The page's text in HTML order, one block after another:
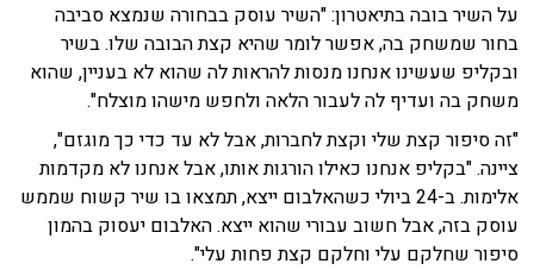
על השיר בובה בתיאטרון: "השיר עוסק בבחורה שנמצא סביבה
בחור שמשחק בה, אפשר לומר שהיא קצת הבובה שלו. בשיר
ובקליפ שעשינו אנחנו מנסות להראות לה שהוא לא בעניין, שהוא
משחק בה ועדיף לה לעבור הלאה ולחפש מישהו מוצלח".
"זה סיפור קצת שלי וקצת לחברות, אבל לא עד כדי כך מוגזם",
ציינה. "בקליפ אנחנו כאילו הורגות אותו, אבל אנחנו לא מקדמות
אלימות. ב-24 ביולי כשהאלבום ייצא, תמצאו בו שיר קשוח שממש
עוסק בזה, אבל חשוב עבורי שהוא ייצא. האלבום יעסוק בהמון
סיפור שחלקם עלי וחלקם קצת פחות עלי".